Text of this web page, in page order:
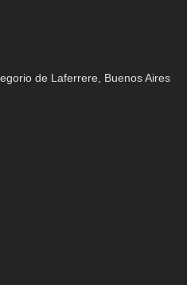
de Laferrere, Buenos Aires